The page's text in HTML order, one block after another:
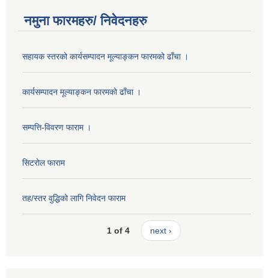
नमुना फारमहरु/ निवेदनहरु
सहायक स्तरको कार्यसम्पादन मूल्याङ्कन फारमको ढाँचा ।
कार्यसम्पादन मूल्याङ्कन फारमको ढाँचा ।
सम्पत्ति-विवरण फाराम ।
सिटरोल फाराम
तह/स्तर वुद्धिको लागि निवेदन फाराम
1 of 4 next ›